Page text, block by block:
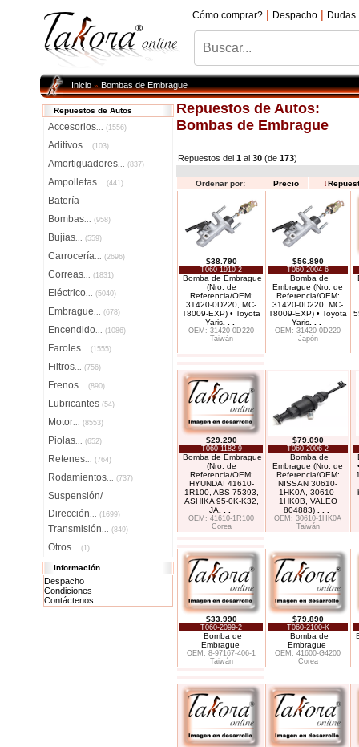
Cómo comprar? | Despacho | Dudas
Inicio»Bombas de Embrague
Repuestos de Autos
Accesorios... (1556)
Aditivos... (103)
Amortiguadores... (837)
Ampolletas... (441)
Batería
Bombas... (958)
Bujías... (559)
Carrocería... (2696)
Correas... (1831)
Eléctrico... (5040)
Embrague... (678)
Encendido... (1086)
Faroles... (1555)
Filtros... (756)
Frenos... (890)
Lubricantes (54)
Motor... (8553)
Piolas... (652)
Retenes... (764)
Rodamientos... (737)
Suspensión/
Dirección... (1699)
Transmisión... (849)
Otros... (1)
Información
Despacho
Condiciones
Contáctenos
Repuestos de Autos:
Bombas de Embrague
Repuestos del 1 al 30 (de 173)
Ordenar por: Precio ↓
$38.790
T060-1910-2
Bomba de Embrague
(Nro. de
Referencia/OEM:
31420-0D220, MC-
T8009-EXP) • Toyota
Yaris
OEM: 31420-0D220
Taiwán
$56.890
T060-2004-6
Bomba de
Embrague (Nro. de
Referencia/OEM:
31420-0D220, MC-
T8009-EXP) • Toyota
Yaris
OEM: 31420-0D220
Japón
$29.290
T060-1182-9
Bomba de Embrague
(Nro. de
Referencia/OEM:
HYUNDAI 41610-
1R100, ABS 75393,
ASHIKA 95-0K-K32,
JA
OEM: 41610-1R100
Corea
$79.090
T060-2006-2
Bomba de
Embrague (Nro. de
Referencia/OEM:
NISSAN 30610-
1HK0A, 30610-
1HK0B, VALEO
804883)
OEM: 30610-1HK0A
Taiwán
$33.990
T060-2099-2
Bomba de
Embrague
OEM: 8-97167-406-1
Taiwán
$79.890
T060-2100-K
Bomba de
Embrague
OEM: 41600-G4200
Corea